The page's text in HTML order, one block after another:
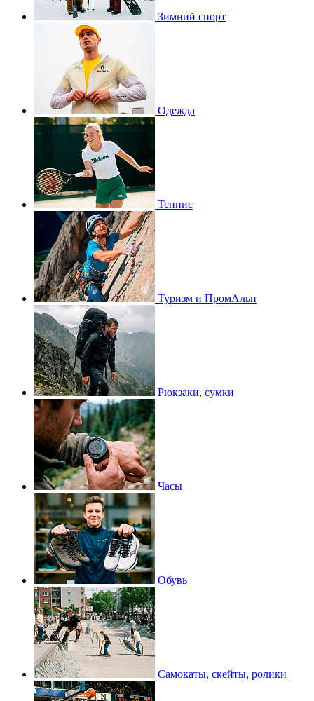
Зимний спорт
Одежда
Теннис
Туризм и ПромАльп
Рюкзаки, сумки
Часы
Обувь
Самокаты, скейты, ролики